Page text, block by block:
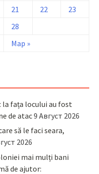
Мар »
21 22
23
28
la fața locului au fost
de atac9 Август 2026
să le faci seara,
2026
mai mulți bani
de ajutor: